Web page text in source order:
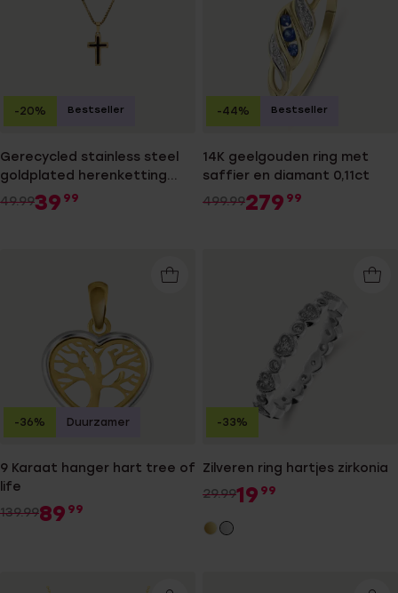
Gerecycled stainless steel
goldplated herenketting
met hanger kruis
49.9939 99
-20% Bestseller
14K geelgouden ring met
saffier en diamant 0,11ct
499.99279 99
-44% Bestseller
9 Karaat hanger hart tree of
life
139.9989 99
-36% Duurzamer
Zilveren ring hartjes zirkonia
29.9919 99
-33%